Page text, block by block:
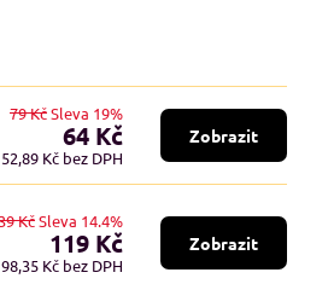
64 Kč
52,89 Kč bez DPH
79 KčSleva 19%
Zobrazit
119 Kč
98,35 Kč bez DPH
KčSleva 14.4%
Zobrazit